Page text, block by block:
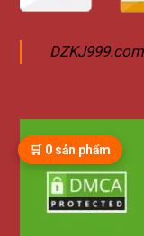
🛒 0 sản phẩm